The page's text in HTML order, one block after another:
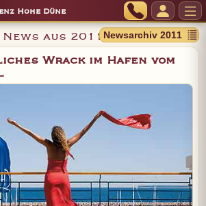
Hohe Düne
News aus 2011
Wrack im Hafen vom